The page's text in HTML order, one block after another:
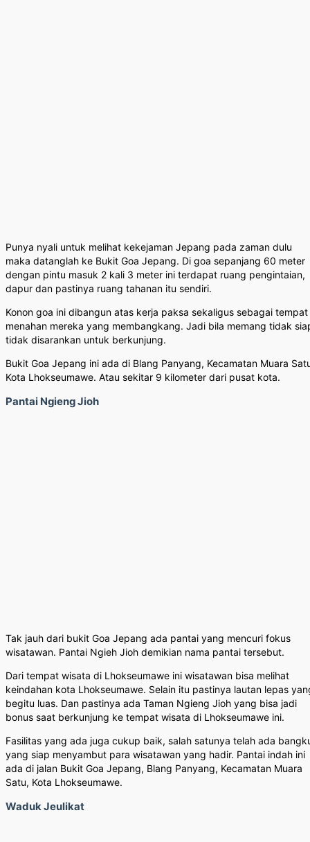
Punya nyali untuk melihat kekejaman Jepang pada zaman dulu
maka datanglah ke Bukit Goa Jepang. Di goa sepanjang 60 meter
dengan pintu masuk 2 kali 3 meter ini terdapat ruang pengintaian,
dapur dan pastinya ruang tahanan itu sendiri.
Konon goa ini dibangun atas kerja paksa sekaligus sebagai tempat
menahan mereka yang membangkang. Jadi bila memang tidak
tidak disarankan untuk berkunjung.
Bukit Goa Jepang ini ada di Blang Panyang, Kecamatan Muara
Kota Lhokseumawe. Atau sekitar 9 kilometer dari pusat kota.
Pantai Ngieng Jioh
Tak jauh dari bukit Goa Jepang ada pantai yang mencuri fokus
wisatawan. Pantai Ngieh Jioh demikian nama pantai tersebut.
Dari tempat wisata di Lhokseumawe ini wisatawan bisa melihat
keindahan kota Lhokseumawe. Selain itu pastinya lautan lepas
begitu luas. Dan pastinya ada Taman Ngieng Jioh yang bisa jadi
bonus saat berkunjung ke tempat wisata di Lhokseumawe ini.
Fasilitas yang ada juga cukup baik, salah satunya telah ada
yang siap menyambut para wisatawan yang hadir. Pantai indah ini
ada di jalan Bukit Goa Jepang, Blang Panyang, Kecamatan Muara
Satu, Kota Lhokseumawe.
Waduk Jeulikat